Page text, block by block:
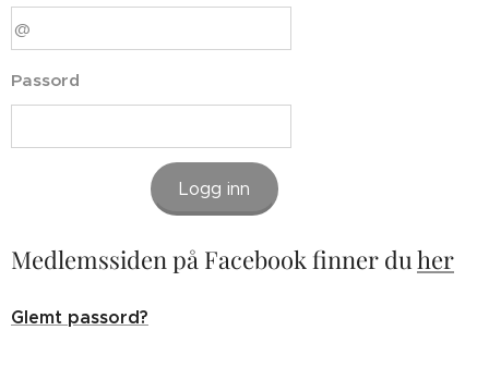
Passord
Logg inn
Medlemssiden på Facebook finner duher
Glemt passord?